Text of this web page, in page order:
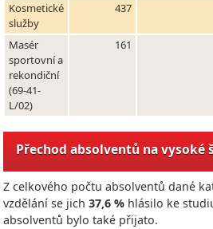
Kosmetické
služby
437
Masér
sportovní a
rekondiční
(69-41-
L/02)
161
Přechod absolventů na vysoké
Z celkového počtu absolventů dané
vzdělání se jich 37,6 % hlásilo ke
absolventů bylo také přijato.